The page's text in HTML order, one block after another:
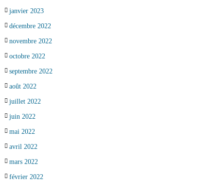
janvier 2023
décembre 2022
novembre 2022
octobre 2022
septembre 2022
août 2022
juillet 2022
juin 2022
mai 2022
avril 2022
mars 2022
février 2022